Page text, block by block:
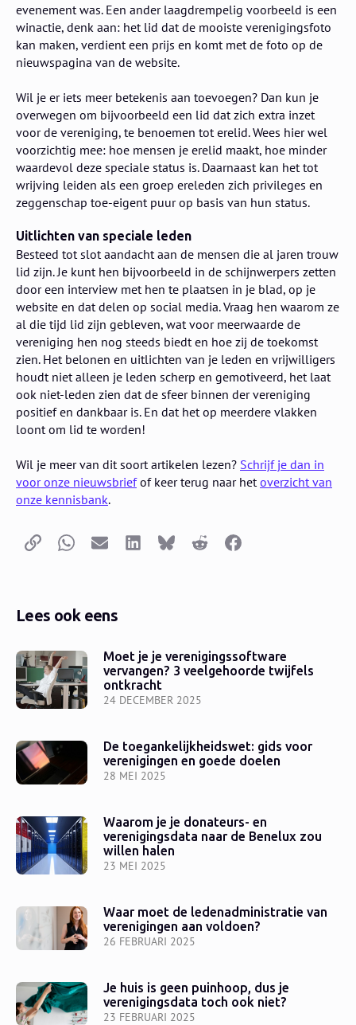
evenement was. Een ander laagdrempelig voorbeeld is een
winactie, denk aan: het lid dat de mooiste verenigingsfoto
kan maken, verdient een prijs en komt met de foto op de
nieuwspagina van de website.
​Wil je er iets meer betekenis aan toevoegen? Dan kun je
overwegen om bijvoorbeeld een lid dat zich extra inzet
voor de vereniging, te benoemen tot erelid. Wees hier wel
voorzichtig mee: hoe mensen je erelid maakt, hoe minder
waardevol deze speciale status is. Daarnaast kan het tot
wrijving leiden als een groep ereleden zich privileges en
zeggenschap toe-eigent puur op basis van hun status.
Uitlichten van speciale leden
Besteed tot slot aandacht aan de mensen die al jaren trouw
lid zijn. Je kunt hen bijvoorbeeld in de schijnwerpers zetten
door een interview met hen te plaatsen in je blad, op je
website en dat delen op social media. Vraag hen waarom ze
al die tijd lid zijn gebleven, wat voor meerwaarde de
vereniging hen nog steeds biedt en hoe zij de toekomst
zien. ​Het belonen en uitlichten van je leden en vrijwilligers
houdt niet alleen je leden scherp en gemotiveerd, het laat
ook niet-leden zien dat de sfeer binnen der vereniging
positief en dankbaar is. En dat het op meerdere vlakken
loont om lid te worden!
Wil je meer van dit soort artikelen lezen? Schrijf je dan in
voor onze nieuwsbriefof keer terug naar hetoverzicht van
onze kennisbank.
Kopieer linkWhatsappE-mailLinkedInBlueskyReddit Facebook
Lees ook eens
24 DECEMBER 2025
Moet je je verenigingssoftware
vervangen? 3 veelgehoorde twijfels
ontkracht
28 MEI 2025
De toegankelijkheidswet: gids voor
verenigingen en goede doelen
23 MEI 2025
Waarom je je donateurs- en
verenigingsdata naar de Benelux zou
willen halen
26 FEBRUARI 2025
Waar moet de ledenadministratie van
verenigingen aan voldoen?
23 FEBRUARI 2025
Je huis is geen puinhoop, dus je
verenigingsdata toch ook niet?